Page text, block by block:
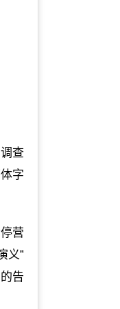
查
字
营
义”
告